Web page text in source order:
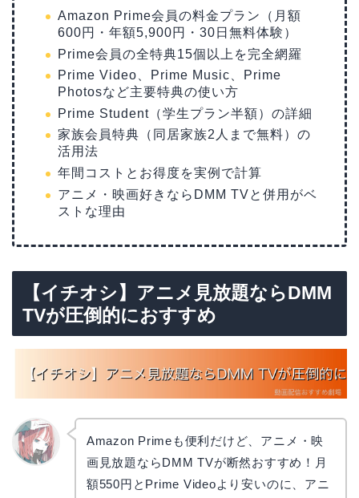
Amazon Prime会員の料金プラン（月額
600円・年額5,900円・30日無料体験）
Prime会員の全特典15個以上を完全網羅
Prime Video、Prime Music、Prime
Photosなど主要特典の使い方
Prime Student（学生プラン半額）の詳細
家族会員特典（同居家族2人まで無料）の
活用法
年間コストとお得度を実例で計算
アニメ・映画好きならDMM TVと併用がベ
ストな理由
【イチオシ】アニメ見放題ならDMM
TVが圧倒的におすすめ
Amazon Primeも便利だけど、アニメ・映
画見放題ならDMM TVが断然おすすめ！月
額550円とPrime Videoより安いのに、アニ